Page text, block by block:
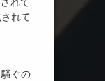
れて
ぐの